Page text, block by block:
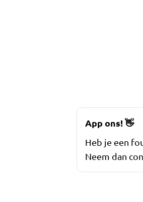
App ons!👋
Heb je een
Neem dan